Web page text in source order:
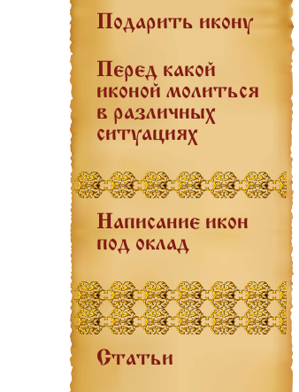
Подарить икону
Перед какой
иконой молиться
в различных
ситуациях
Написание икон
под оклад
Статьи